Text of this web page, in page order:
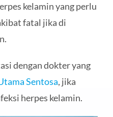
kelamin yang perlu
fatal jika di
dengan dokter yang
Sentosa, jika
herpes kelamin.